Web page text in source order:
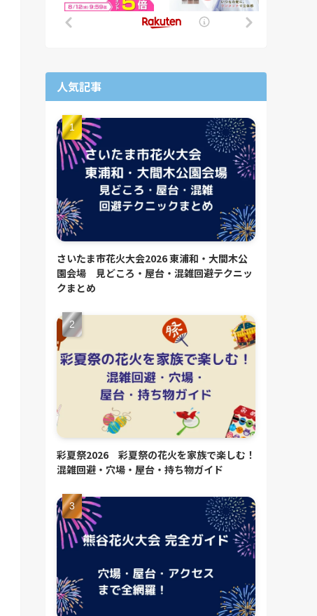
人気記事
さいたま市花火大会2026 東浦和・大間木公
園会場 見どころ・屋台・混雑回避テクニッ
クまとめ
彩夏祭2026 彩夏祭の花火を家族で楽しむ！
混雑回避・穴場・屋台・持ち物ガイド